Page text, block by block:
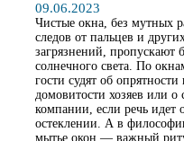
09.06.2023
Чистые окна, без мутных
следов от пальцев и
загрязнений, пропускают
солнечного света. По
гости судят об опрятности
домовитости хозяев или о
компании, если речь идет
остеклении. А в
мытье окон — важный